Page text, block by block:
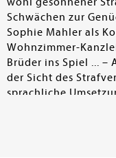
Schwächen zur
Sophie Mahler als
Wohnzimmer-
Brüder ins Spiel ... –
der Sicht des
sprachliche
anstrengt, wird